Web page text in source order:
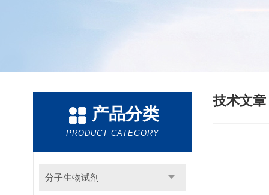
产品分类
PRODUCT CATEGORY
分子生物试剂
技术文章